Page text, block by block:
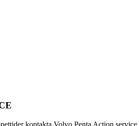
kontakta Volvo Penta Action service.